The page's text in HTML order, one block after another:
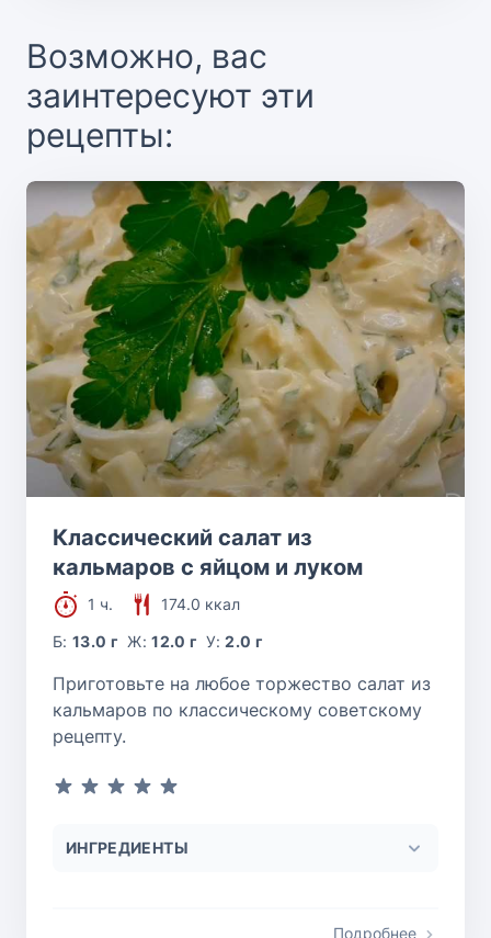
Возможно, вас
заинтересуют эти
рецепты:
Классический салат из
кальмаров с яйцом и луком
1 ч.
174.0 ккал
Б:13.0 г Ж:12.0 г У:2.0 г
Приготовьте на любое торжество салат из
кальмаров по классическому советскому
рецепту.
ИНГРЕДИЕНТЫ
Подробнее